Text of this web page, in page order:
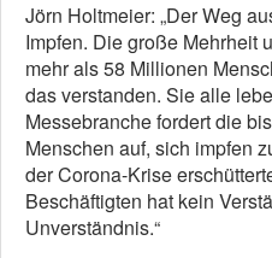
Jörn Holtmeier: „Der Weg
Impfen. Die große Mehrheit
mehr als 58 Millionen
das verstanden. Sie alle
Messebranche fordert die
Menschen auf, sich impfen
der Corona-Krise
Beschäftigten hat kein
Unverständnis.“